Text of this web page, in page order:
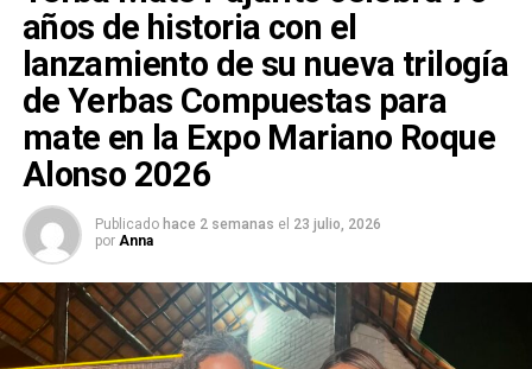
años de historia con el
lanzamiento de su nueva trilogía
de Yerbas Compuestas para
mate en la Expo Mariano Roque
Alonso 2026
Publicado hace 2 semanas el 23 julio, 2026
por Anna